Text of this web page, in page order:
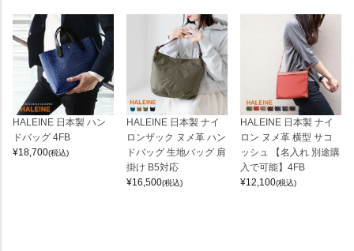
HALEINE 日本製 ハン
ドバッグ 4FB
¥18,700(税込)
HALEINE 日本製 ナイ
ロンザック ヌメ革 ハン
ドバッグ 生地バッグ 肩
掛け B5対応
¥16,500(税込)
HALEINE 日本製 ナイ
ロン ヌメ革 横型 サコ
ッシュ 【名入れ 別途購
入で可能】4FB
¥12,100(税込)